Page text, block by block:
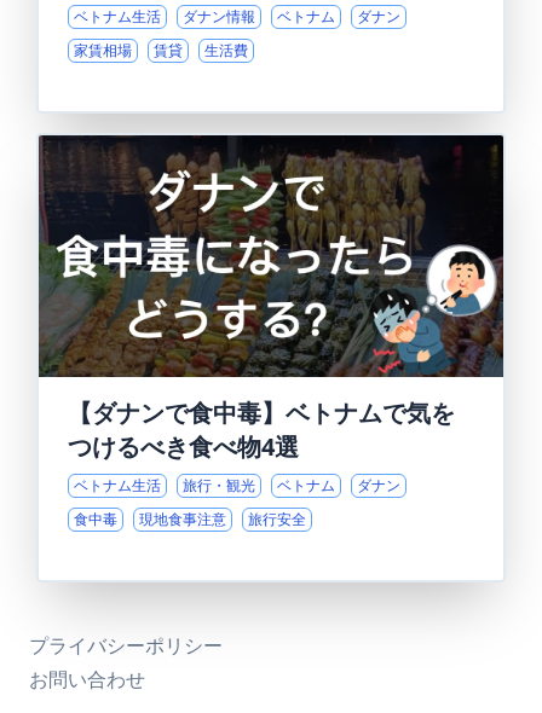
ベトナム生活 ダナン情報 ベトナム
ダナン
家賃相場
賃貸 生活費
【ダナンで食中毒】ベトナムで気を
つけるべき食べ物4選
ベトナム生活 旅行・観光 ベトナム
ダナン
食中毒
現地食事注意 旅行安全
プライバシーポリシー
お問い合わせ